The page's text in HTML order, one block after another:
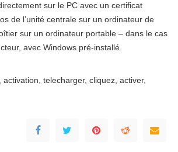
sur le PC avec un certificat
de l’unité centrale sur un ordinateur de
sur un ordinateur portable – dans le cas
avec Windows pré-installé.
activation, telecharger, cliquez, activer,